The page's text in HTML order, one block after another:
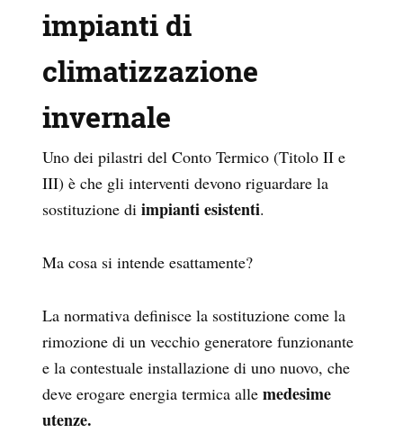
impianti di
climatizzazione
invernale
Uno dei pilastri del Conto Termico (Titolo II e
III) è che gli interventi devono riguardare la
sostituzione di impianti esistenti.
Ma cosa si intende esattamente?
La normativa definisce la sostituzione come la
rimozione di un vecchio generatore funzionante
e la contestuale installazione di uno nuovo, che
deve erogare energia termica alle medesime
utenze.